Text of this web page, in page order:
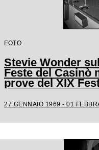
FOTO
Stevie Wonder
Feste del Casinò
prove del XIX
27 GENNAIO 1969 - 01